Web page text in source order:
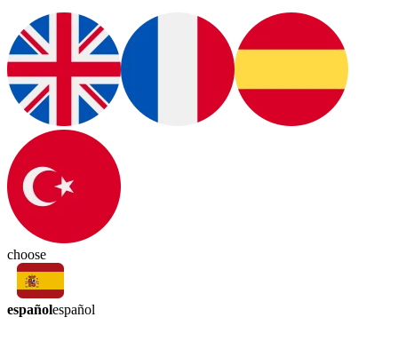
choose
españolespañol